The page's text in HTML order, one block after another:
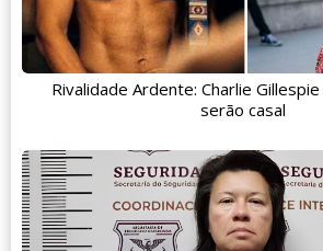
Rivalidade Ardente: Charlie
serão casal